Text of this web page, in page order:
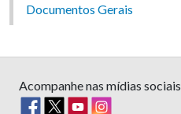
Documentos Gerais
Acompanhe nas mídias sociais